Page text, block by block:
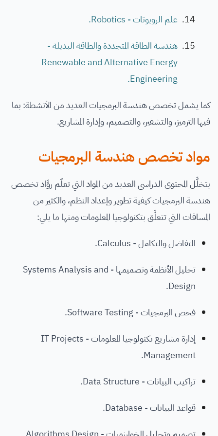
علم الروبوتات - Robotics.
هندسة الطاقة المتجددة والطاقة البديلة -
Renewable and Alternative Energy
Engineering.
كما يشمل تخصص هندسة البرمجيات العديد من الأنشطة: بما
فيها الترميز، والتشفير، والتصميم، وإدارة المشاريع.
مواد تخصص هندسة البرمجيات
يتخلَّل المحتوى الدراسي العديد من المواد التي تعلّم روَّاد تخصص
هندسة البرمجيات كيفية تطوير وإعداد النظم، والكثير من
المساقات التي تتعلَّق بتكنولوجيا المعلومات ومنها ما يلي:
التفاضل والتكامل - Calculus.
تحليل الأنظمة وتصميمها - Systems Analysis and
Design.
فحص البرمجيات - Software Testing.
إدارة مشاريع تكنولوجيا المعلومات - IT Projects
Management.
تراكيب البيانات - Data Structure.
قواعد البيانات - Database.